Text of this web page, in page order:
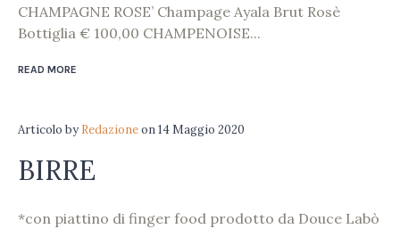
CHAMPAGNE ROSE’ Champage Ayala Brut Rosè
Bottiglia € 100,00 CHAMPENOISE...
READ MORE
Articolo by Redazioneon14 Maggio 2020
BIRRE
*con piattino di finger food prodotto da Douce Labò